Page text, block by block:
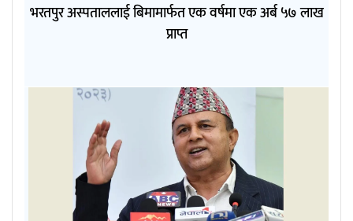
भरतपुर अस्पताललाई बिमामार्फत एक वर्षमा एक अर्ब ५७ लाख
प्राप्त